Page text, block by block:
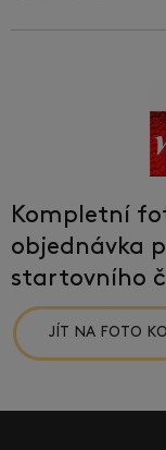
Kompletní
objednávka
startovního
JÍT NA FOTO